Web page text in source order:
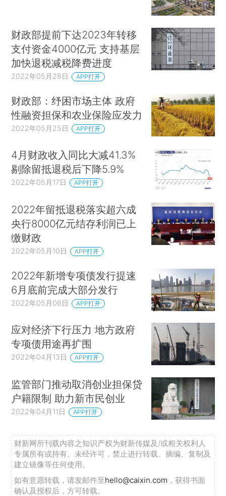
财政部提前下达2023年转移
支付资金4000亿元 支持基层
加快退税减税降费进度
2022年05月28日 APP打开
财政部：纾困市场主体 政府
性融资担保和农业保险应发力
2022年05月25日 APP打开
4月财政收入同比大减41.3%
剔除留抵退税后下降5.9%
2022年05月17日 APP打开
2022年留抵退税落实超六成
央行8000亿元结存利润已上
缴财政
2022年05月10日 APP打开
2022年新增专项债发行提速
6月底前完成大部分发行
2022年05月06日 APP打开
应对经济下行压力 地方政府
专项债用途再扩围
2022年04月13日 APP打开
监管部门推动取消创业担保贷
户籍限制 助力新市民创业
2022年04月11日 APP打开
财新网所刊载内容之知识产权为财新传媒及/或相关权利人
专属所有或持有。未经许可，禁止进行转载、摘编、复制及
建立镜像等任何使用。
如有意愿转载，请发邮件至hello@caixin.com ，获得书面
确认及授权后，方可转载。